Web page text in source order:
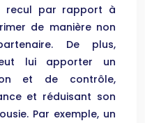
recul par rapport à
de manière non
De plus,
lui apporter un
et de contrôle,
et réduisant son
Par exemple, un